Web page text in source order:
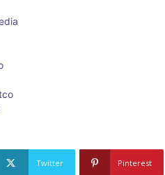
Twitter Pinterest